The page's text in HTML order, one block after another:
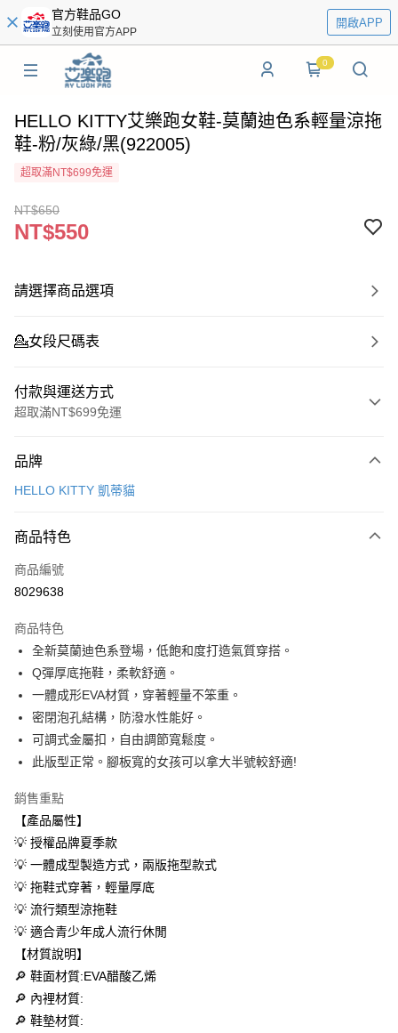
官方鞋品GO
立刻使用官方APP
開啟APP
0
HELLO KITTY艾樂跑女鞋-莫蘭迪色系輕量涼拖
鞋-粉/灰綠/黑(922005)
超取滿NT$699免運
NT$650
NT$550
請選擇商品選項
💁‍女段尺碼表
付款與運送方式
超取滿NT$699免運
信用卡一次付款
LINE Pay
Apple Pay
悠遊付
Google Pay
AFTEE先享後付
相關說明
【關於「AFTEE先享後付」】
AFTEE先享後付是「在收到商品之後才付款」的支付方式。 讓您購物簡單
１．簡單：不需註冊會員、不需綁卡、不需儲值。
２．便利：只要手機號碼，簡訊認證，即可結帳。
３．安心：先確認商品／服務後，再付款。
【「AFTEE先享後付」結帳流程】
１．於結帳方式選擇「AFTEE先享後付」後，將跳轉至「AFTEE先享後付」
結帳頁面，進行簡訊認證並確認金額後，即可完成結帳。
２．訂單成立數日內，您將收到繳費通知簡訊。
ATM／網路銀行／等多元方式進行付款，方視為交易完成。
※ 請注意：結帳手續完成當下不需立刻繳費，但若您需要取消訂單，請聯絡
購買商品的店家。未經商家同意取消之訂單仍視為有效，需透過AFTEE先享
後付繳納相關費用。
※ 交易是否成功請以「AFTEE先享後付 」之結帳頁面顯示為準，若有關於
是否繳費成功／繳費後需取消欲退款等相關疑問，請聯繫「AFTEE先享後付
ATM付款
運送方式
全家取貨付款
付款後全家取貨
每筆NT$60，滿NT$699(含以上)免運費
每筆NT$50，滿NT$699(含以上)免運費
付款後萊爾富取貨
每筆NT$50，滿NT$699(含以上)免運費
品牌
HELLO KITTY 凱蒂貓
商品特色
商品編號
8029638
商品特色
全新莫蘭迪色系登場，低飽和度打造氣質穿搭。
Q彈厚底拖鞋，柔軟舒適。
一體成形EVA材質，穿著輕量不笨重。
密閉泡孔結構，防潑水性能好。
可調式金屬扣，自由調節寬鬆度。
此版型正常。腳板寬的女孩可以拿大半號較舒適!
銷售重點
【產品屬性】
💡 授權品牌夏季款
💡 一體成型製造方式，兩版拖型款式
💡 拖鞋式穿著，輕量厚底
💡 流行類型涼拖鞋
💡 適合青少年成人流行休閒
【材質說明】
🔎 鞋面材質:EVA醋酸乙烯
🔎 內裡材質:
🔎 鞋墊材質: